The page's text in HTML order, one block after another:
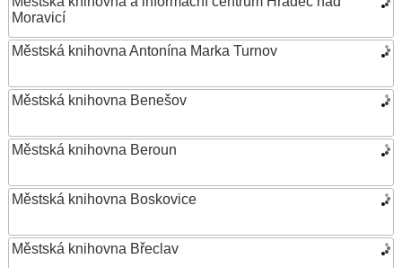
Moravicí
Městská knihovna Antonína Marka Turnov
Městská knihovna Benešov
Městská knihovna Beroun
Městská knihovna Boskovice
Městská knihovna Břeclav